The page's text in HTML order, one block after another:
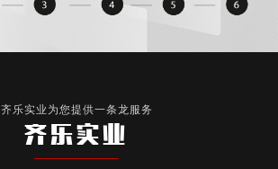
齐乐实业为您提供一条龙服务
齐乐实业